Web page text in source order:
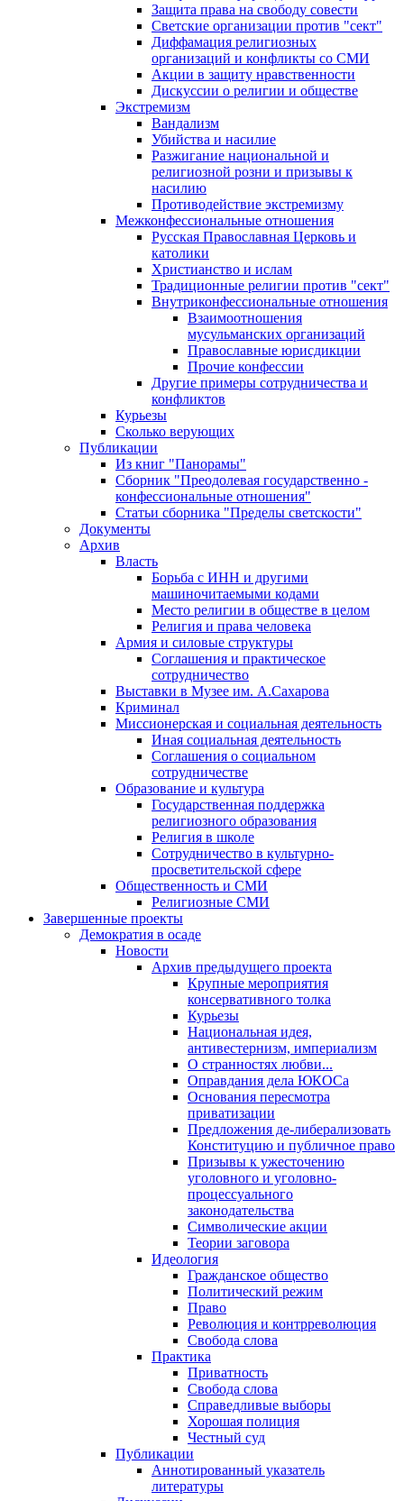
Защита права на свободу совести
Светские организации против "сект"
Диффамация религиозных
организаций и конфликты со СМИ
Акции в защиту нравственности
Дискуссии о религии и обществе
Экстремизм
Вандализм
Убийства и насилие
Разжигание национальной и
религиозной розни и призывы к
насилию
Противодействие экстремизму
Межконфессиональные отношения
Русская Православная Церковь и
католики
Христианство и ислам
Традиционные религии против "сект"
Внутриконфессиональные отношения
Взаимоотношения
мусульманских организаций
Православные юрисдикции
Прочие конфессии
Другие примеры сотрудничества и
конфликтов
Курьезы
Сколько верующих
Публикации
Из книг "Панорамы"
Сборник "Преодолевая государственно -
конфессиональные отношения"
Статьи сборника "Пределы светскости"
Документы
Архив
Власть
Борьба с ИНН и другими
машиночитаемыми кодами
Место религии в обществе в целом
Религия и права человека
Армия и силовые структуры
Соглашения и практическое
сотрудничество
Выставки в Музее им. А.Сахарова
Криминал
Миссионерская и социальная деятельность
Иная социальная деятельность
Соглашения о социальном
сотрудничестве
Образование и культура
Государственная поддержка
религиозного образования
Религия в школе
Сотрудничество в культурно-
просветительской сфере
Общественность и СМИ
Религиозные СМИ
Завершенные проекты
Демократия в осаде
Новости
Архив предыдущего проекта
Крупные мероприятия
консервативного толка
Курьезы
Национальная идея,
антивестернизм, империализм
О странностях любви...
Оправдания дела ЮКОСа
Основания пересмотра
приватизации
Предложения де-либерализовать
Конституцию и публичное право
Призывы к ужесточению
уголовного и уголовно-
процессуального
законодательства
Символические акции
Теории заговора
Идеология
Гражданское общество
Политический режим
Право
Революция и контрреволюция
Свобода слова
Практика
Приватность
Свобода слова
Справедливые выборы
Хорошая полиция
Честный суд
Публикации
Аннотированный указатель
литературы